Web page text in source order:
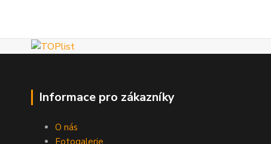
Informace pro zákazníky
O nás